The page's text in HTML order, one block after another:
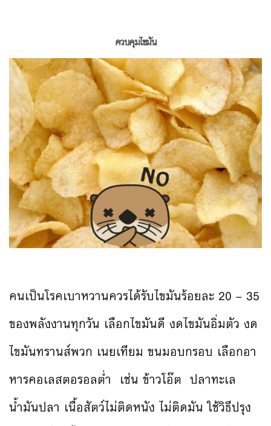
ควบคุมไขมัน
คนเป็นโรคเบาหวานควรได้รับไขมันร้อยละ 20 – 35
ของพลังงานทุกวัน เลือกไขมันดี งดไขมันอิ่มตัว งด
ไขมันทรานส์พวก เนยเทียม ขนมอบกรอบ เลือกอา
หารคอเลสตอรอลต่ำ เช่น ข้าวโอ๊ต ปลาทะเล
น้ำมันปลา เนื้อสัตว์ไม่ติดหนัง ไม่ติดมัน ใช้วิธีปรุง